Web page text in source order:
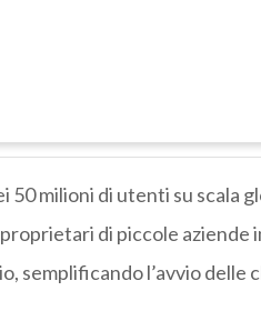
50 milioni di utenti su scala
di piccole aziende
semplificando l’avvio delle